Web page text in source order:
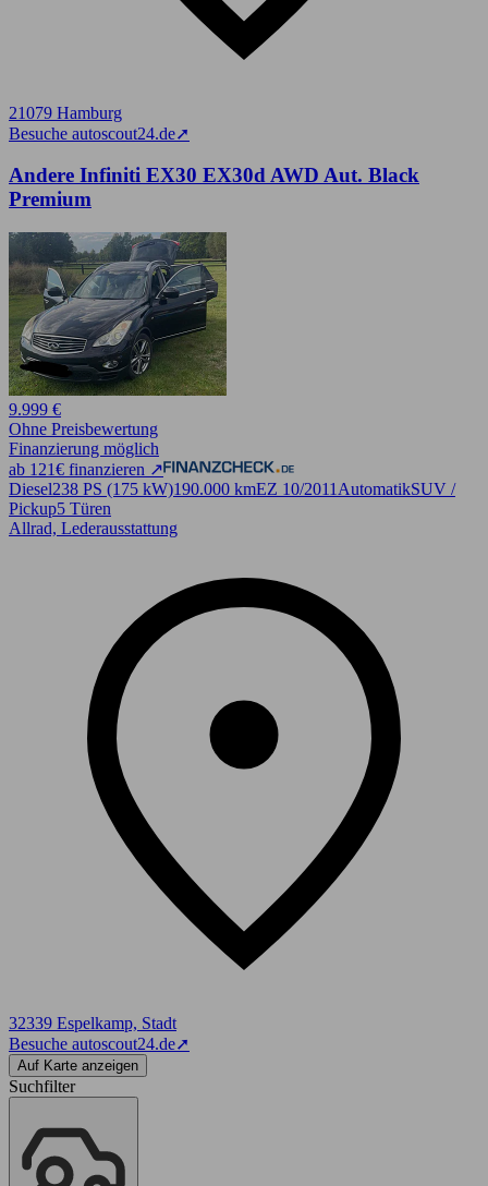
21079 Hamburg
Besuche autoscout24.de➚
Andere Infiniti EX30 EX30d AWD Aut. Black
Premium
9.999 €
Ohne Preisbewertung
Finanzierung möglich
ab 121€ finanzieren ↗
Diesel238 PS (175 kW)190.000 kmEZ 10/2011 AutomatikSUV /
Pickup5 Türen
Allrad, Lederausstattung
32339 Espelkamp, Stadt
Besuche autoscout24.de➚
Auf Karte anzeigen
Suchfilter